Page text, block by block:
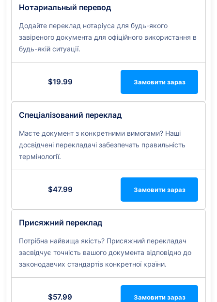
Нотариальный перевод
Додайте переклад нотаріуса для будь-якого
завіреного документа для офіційного використання в
будь-якій ситуації.
$19.99 Замовити зараз
Спеціалізований переклад
Маєте документ з конкретними вимогами? Наші
досвідчені перекладачі забезпечать правильність
термінології.
$47.99 Замовити зараз
Присяжний переклад
Потрібна найвища якість? Присяжний перекладач
засвідчує точність вашого документа відповідно до
законодавчих стандартів конкретної країни.
$57.99 Замовити зараз